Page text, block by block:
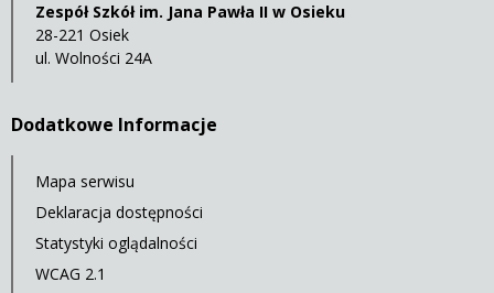
Zespół Szkół im. Jana Pawła II w Osieku
28-221 Osiek
ul. Wolności 24A
Dodatkowe Informacje
Mapa serwisu
Deklaracja dostępności
Statystyki oglądalności
WCAG 2.1